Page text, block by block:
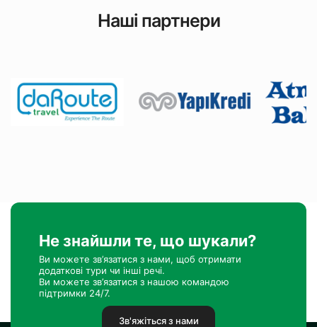
Наші партнери
Не знайшли те, що шукали?
Ви можете зв’язатися з нами, щоб отримати
додаткові тури чи інші речі.
Ви можете зв’язатися з нашою командою
підтримки 24/7.
Зв'яжіться з нами